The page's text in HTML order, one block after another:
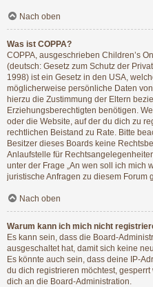
Nach oben
Was ist COPPA?
COPPA, ausgeschrieben Children’s
(deutsch: Gesetz zum Schutz der
1998) ist ein Gesetz in den USA,
möglicherweise persönliche Daten
hierzu die Zustimmung der Eltern
Erziehungsberechtigten benötigen.
oder die Website, auf der du dich zu
rechtlichen Beistand zu Rate. Bitte
Besitzer dieses Boards keine
Anlaufstelle für
unter der Frage „An wen soll ich mich
juristische Anfragen zu diesem Forum
Nach oben
Warum kann ich mich nicht
Es kann sein, dass die Board-
ausgeschaltet hat, damit sich keine
Es könnte auch sein, dass deine IP-
du dich registrieren möchtest,
dich an die Board-Administration.